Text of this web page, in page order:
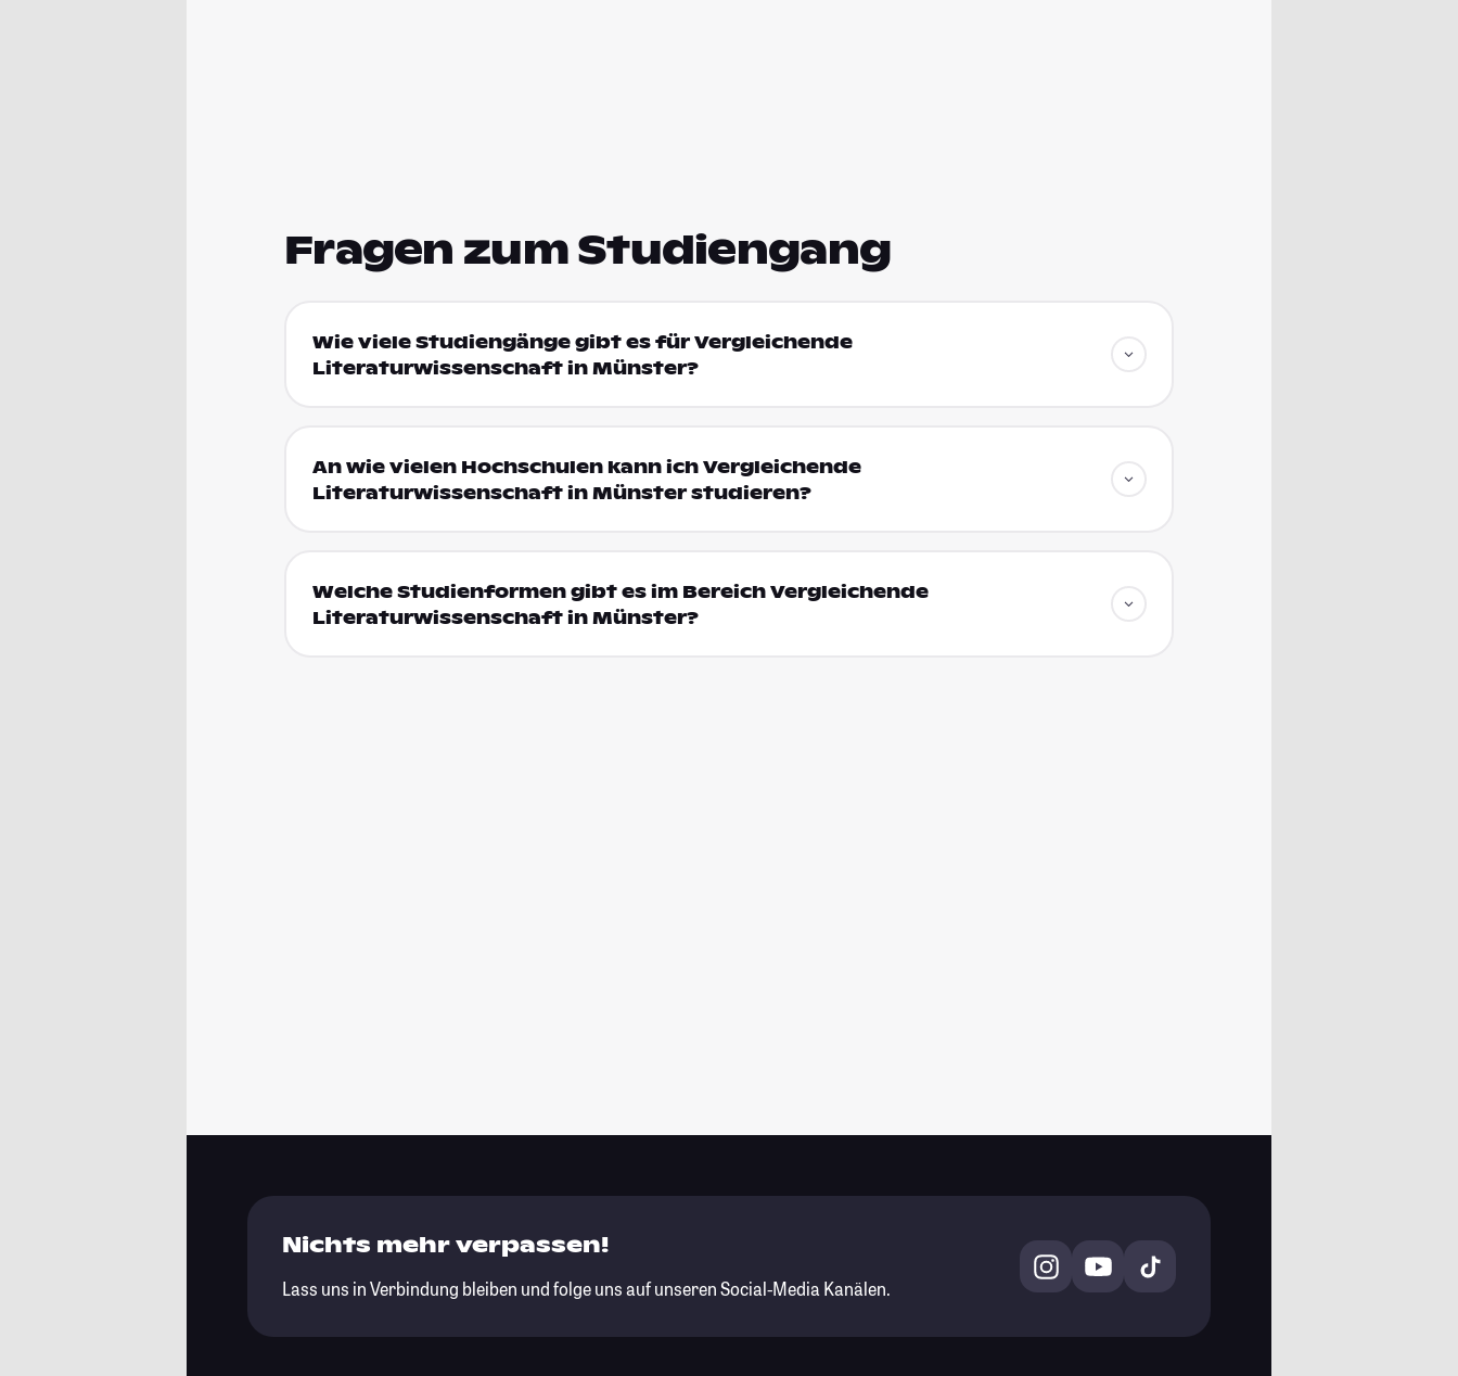
Fragen zum Studiengang
Wie viele Studiengänge gibt es für Vergleichende
Literaturwissenschaft in Münster?
An wie vielen Hochschulen kann ich Vergleichende
Literaturwissenschaft in Münster studieren?
Welche Studienformen gibt es im Bereich Vergleichende
Literaturwissenschaft in Münster?
Nichts mehr verpassen!
Lass uns in Verbindung bleiben und folge uns auf unseren Social-Media Kanälen.